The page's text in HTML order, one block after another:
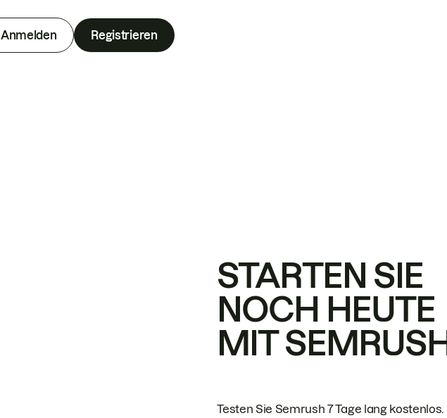
Anmelden Registrieren
STARTEN SIE
NOCH HEUTE
MIT
Testen Sie Semrush 7 Tage lang kostenlos.